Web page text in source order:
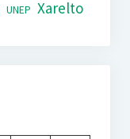
UNEP Xarelto